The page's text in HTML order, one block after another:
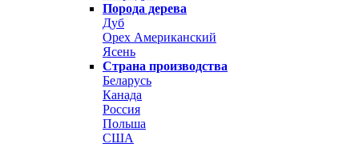
Порода дерева
Дуб
Орех Американский
Ясень
Страна производства
Беларусь
Канада
Россия
Польша
США